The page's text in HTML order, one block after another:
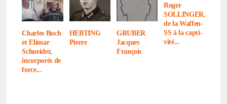
Charles Buch
et Elimar
Schnei­der,
incor­po­rés de
force...
HEBTING
Pierre
GRUBER
Jacques
François
Roger
SOLLINGER,
de la Waffen-
SS à la capti­
vité...